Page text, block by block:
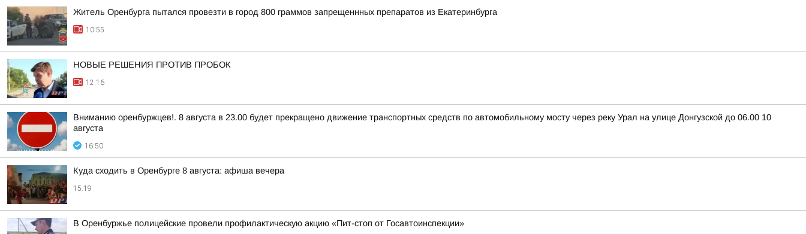
Житель Оренбурга пытался провезти в город 800 граммов запрещеннных препаратов из Екатеринбурга
10:55
НОВЫЕ РЕШЕНИЯ ПРОТИВ ПРОБОК
12:16
Вниманию оренбуржцев!. 8 августа в 23.00 будет прекращено движение транспортных средств по автомобильному мосту через реку Урал на улице Донгузской до 06.00 10
августа
16:50
Куда сходить в Оренбурге 8 августа: афиша вечера
15:19
В Оренбуржье полицейские провели профилактическую акцию «Пит-стоп от Госавтоинспекции»